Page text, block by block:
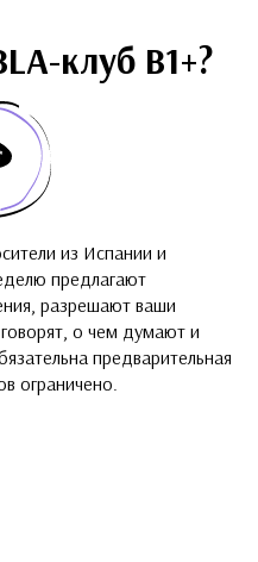
клуб B1+?
из Испании и
предлагают
разрешают ваши
о чем думают и
предварительная
ограничено.